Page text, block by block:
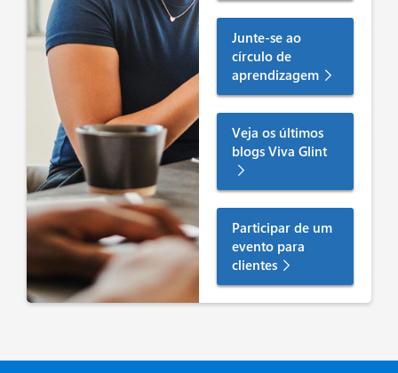
Junte-se ao
círculo de
aprendizagem
Veja os últimos
blogs Viva Glint
Participar de um
evento para
clientes